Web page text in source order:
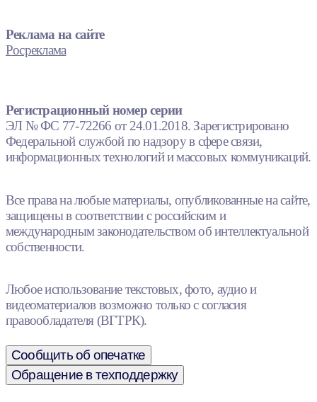
Реклама на сайте
Росреклама
Регистрационный номер серии
ЭЛ № ФС 77-72266 от 24.01.2018. Зарегистрировано
Федеральной службой по надзору в сфере связи,
информационных технологий и массовых коммуникаций.
Все права на любые материалы, опубликованные на сайте,
защищены в соответствии с российским и
международным законодательством об интеллектуальной
собственности.
Любое использование текстовых, фото, аудио и
видеоматериалов возможно только с согласия
правообладателя (ВГТРК).
Сообщить об опечатке
Обращение в техподдержку